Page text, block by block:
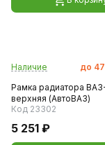
Наличие до
Рамка радиатора ВАЗ-
верхняя (АвтоВАЗ)
Код 23302
5 251 ₽